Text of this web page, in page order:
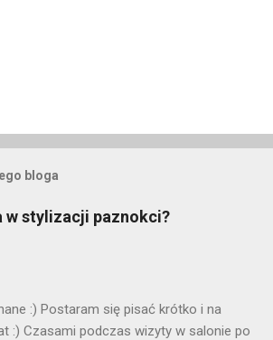
bloga
w stylizacji paznokci?
:) Postaram się pisać krótko i na
:) Czasami podczas wizyty w salonie po